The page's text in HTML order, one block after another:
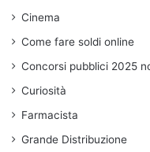
Cinema
Come fare soldi online
Concorsi pubblici 2025
Curiosità
Farmacista
Grande Distribuzione